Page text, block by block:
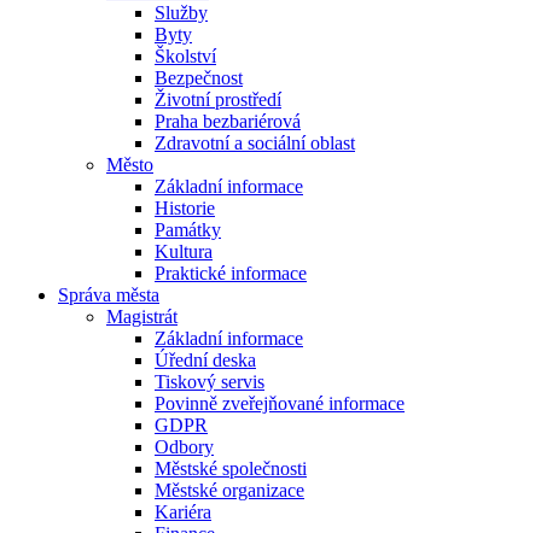
Služby
Byty
Školství
Bezpečnost
Životní prostředí
Praha bezbariérová
Zdravotní a sociální oblast
Město
Základní informace
Historie
Památky
Kultura
Praktické informace
Správa města
Magistrát
Základní informace
Úřední deska
Tiskový servis
Povinně zveřejňované informace
GDPR
Odbory
Městské společnosti
Městské organizace
Kariéra